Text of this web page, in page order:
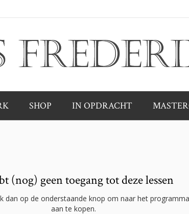
SHOP IN OPDRACHT
(nog) geen toegang tot deze lessen
dan op de onderstaande knop om naar het
aan te kopen.